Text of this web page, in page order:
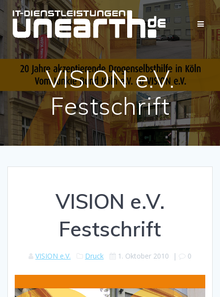
Inhalt
springen
VISION e.V.
Festschrift
VISION e.V.
Festschrift
VISION e.V. Druck 1. Oktober 2010 | 0